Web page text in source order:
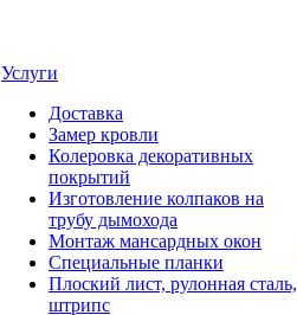
Услуги
Доставка
Замер кровли
Колеровка декоративных
покрытий
Изготовление колпаков на
трубу дымохода
Монтаж мансардных окон
Специальные планки
Плоский лист, рулонная сталь,
штрипс